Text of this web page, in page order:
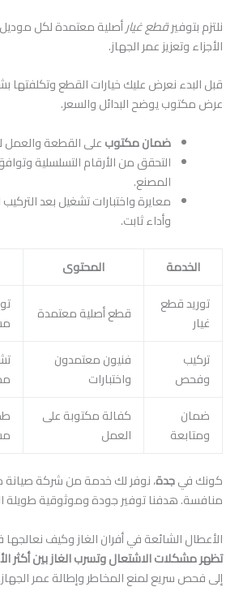
نلتزم بتوفيرقطع غيارأصلية معتمدة لكل
الأجزاء وتعزيز عمر الجهاز.
قبل البدء نعرض عليك خيارات القطع وتكلفتها
عرض مكتوب يوضح البدائل والسعر.
ضمان مكتوبعلى القطعة والعمل
التحقق من الأرقام التسلسلية
المصنع.
معايرة واختبارات تشغيل بعد
وأداء ثابت.
الخدمة المحتوى
توريد قطع
غيار
قطع أصلية معتمدة
تركيب
وفحص
فنيون معتمدون
واختبارات
ضمان
ومتابعة
كفالة مكتوبة على
العمل
كونك فيجدة، نوفر لك خدمة من شركة صيانة
منافسة. هدفنا توفير جودة وموثوقية طويلة
الأعطال الشائعة في أفران الغاز وكيف نعالجها
تظهر مشكلات الاشتعال وتسرب الغاز بين أكثر
إلى فحص سريع لمنع المخاطر وإطالة عمر الجهاز.